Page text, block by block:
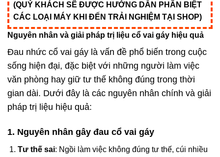
(QUÝ KHÁCH SẼ ĐƯỢC HƯỚNG DẪN PHÂN BIỆT
CÁC LOẠI MÁY KHI ĐẾN TRẢI NGHIỆM TẠI SHOP)
Nguyên nhân và giải pháp trị liệu cổ vai gáy hiệu quả
Đau nhức cổ vai gáy là vấn đề phổ biến trong cuộc
sống hiện đại, đặc biệt với những người làm việc
văn phòng hay giữ tư thế không đúng trong thời
gian dài. Dưới đây là các nguyên nhân chính và giải
pháp trị liệu hiệu quả:
1. Nguyên nhân gây đau cổ vai gáy
Tư thế sai: Ngồi làm việc không đúng tư thế, cúi nhiều